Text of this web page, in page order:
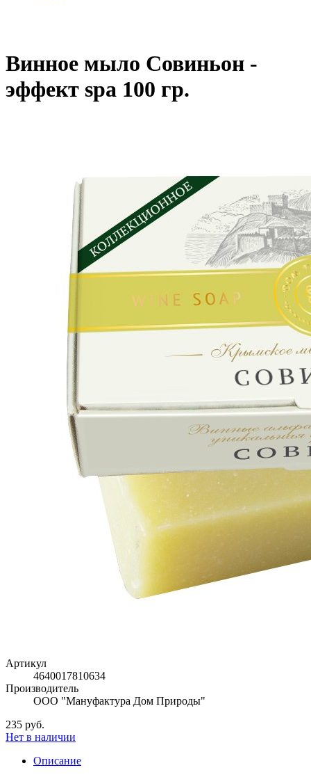
Винное мыло Совиньон -
эффект spa 100 гр.
Артикул
4640017810634
Производитель
ООО "Мануфактура Дом Природы"
235 руб.
Нет в наличии
Описание